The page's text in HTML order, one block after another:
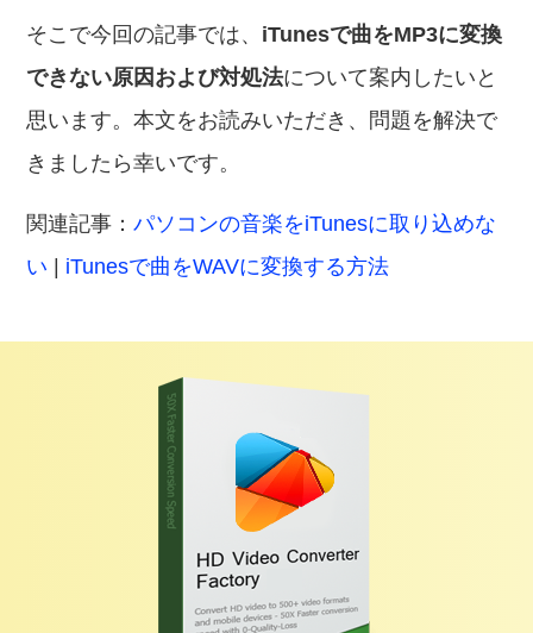
そこで今回の記事では、 iTunesで曲をMP3に変換
できない原因および対処法について案内したいと
思います。本文をお読みいただき、問題を解決で
きましたら幸いです。
関連記事：パソコンの音楽をiTunesに取り込めな
い
iTunesで曲をWAVに変換する方法